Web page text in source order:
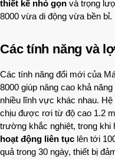
thiết kế nhỏ gọn và trọng
8000 vừa di động vừa bền bỉ.
Các tính năng và
Các tính năng đổi mới của
8000 giúp nâng cao khả
nhiều lĩnh vực khác nhau. Hệ
chịu được rơi từ độ cao 1.2
trường khắc nghiệt, trong khi
hoạt động liên tục lên tới
quả trong 30 ngày, thiết bị